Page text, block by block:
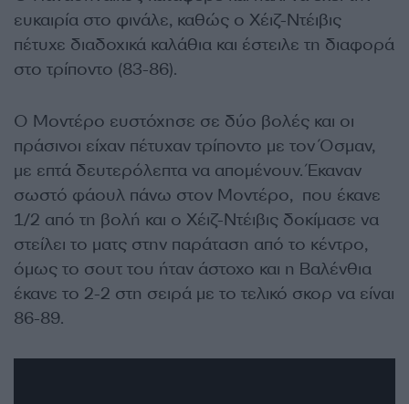
ευκαιρία στο φινάλε, καθώς ο Χέιζ-Ντέιβις
πέτυχε διαδοχικά καλάθια και έστειλε τη διαφορά
στο τρίποντο (83-86).
Ο Μοντέρο ευστόχησε σε δύο βολές και οι
πράσινοι είχαν πέτυχαν τρίποντο με τον Όσμαν,
με επτά δευτερόλεπτα να απομένουν. Έκαναν
σωστό φάουλ πάνω στον Μοντέρο, που έκανε
1/2 από τη βολή και ο Χέιζ-Ντέιβις δοκίμασε να
στείλει το ματς στην παράταση από το κέντρο,
όμως το σουτ του ήταν άστοχο και η Βαλένθια
έκανε το 2-2 στη σειρά με το τελικό σκορ να είναι
86-89.